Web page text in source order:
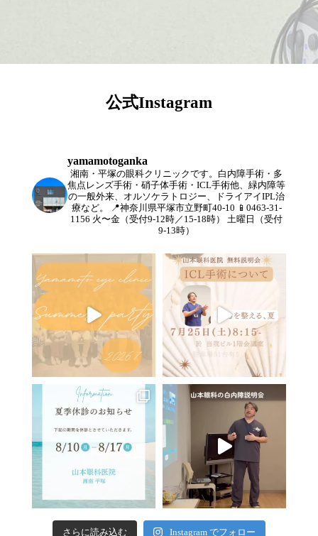
公式Instagram
yamamotoganka
湘南・平塚の眼科クリニックです。白内障手術・多
焦点レンズ手術・硝子体手術・ICL手術他、緑内障等
の一般外来、オルソケラトロジー、ドライアイIPL治
療など。
📍神奈川県平塚市立野町40-10 📱0463-31-
1156 火〜金（受付9-12時／15-18時）
土曜日（受付
9-13時）
さらに読み込む Instagram でフォロー